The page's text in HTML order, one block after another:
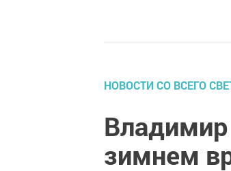
НОВОСТИ СО ВСЕГО
Владимир
зимнем